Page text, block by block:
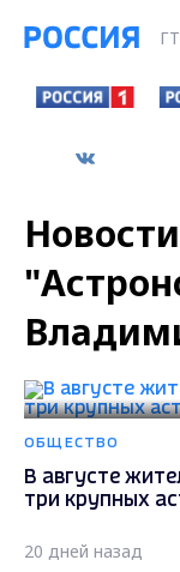
ОБЩЕСТВО
В августе
три крупных
20 дней назад